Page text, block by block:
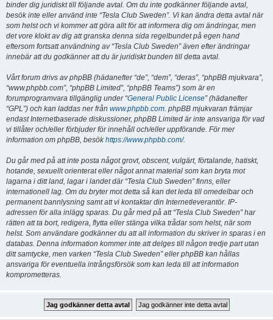
binder dig juridiskt till följande avtal. Om du inte godkänner följande avtal,
besök inte eller använd inte “Tesla Club Sweden”. Vi kan ändra detta avtal när
som helst och vi kommer att göra allt för att informera dig om ändringar, men
det vore klokt av dig att granska denna sida regelbundet på egen hand
eftersom fortsatt användning av “Tesla Club Sweden” även efter ändringar
innebär att du godkänner att du är juridiskt bunden till detta avtal.
Vårt forum drivs av phpBB (hädanefter “de”, “dem”, “deras”, “phpBB mjukvara”,
“www.phpbb.com”, “phpBB Limited”, “phpBB Teams”) som är en
forumprogramvara tillgänglig under “General Public License” (hädanefter
“GPL”) och kan laddas ner från www.phpbb.com. phpBB mjukvaran främjar
endast Internetbaserade diskussioner, phpBB Limited är inte ansvariga för vad
vi tillåter och/eller förbjuder för innehåll och/eller uppförande. För mer
information om phpBB, besökhttps://www.phpbb.com/.
Du går med på att inte posta något grovt, obscent, vulgärt, förtalande, hatiskt,
hotande, sexuellt orienterat eller något annat material som kan bryta mot
lagarna i ditt land, lagar i landet där “Tesla Club Sweden” finns, eller
internationell lag. Om du bryter mot detta så kan det leda till omedelbar och
permanent bannlysning samt att vi kontaktar din Internetleverantör. IP-
adressen för alla inlägg sparas. Du går med på att “Tesla Club Sweden” har
rätten att ta bort, redigera, flytta eller stänga vilka trådar som helst, när som
helst. Som användare godkänner du att all information du skriver in sparas i en
databas. Denna information kommer inte att delges till någon tredje part utan
ditt samtycke, men varken “Tesla Club Sweden” eller phpBB kan hållas
ansvariga för eventuella intrångsförsök som kan leda till att information
komprometteras.